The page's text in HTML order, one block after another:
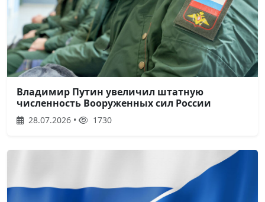
Владимир Путин увеличил штатную
численность Вооруженных сил России
28.07.2026 • 1730